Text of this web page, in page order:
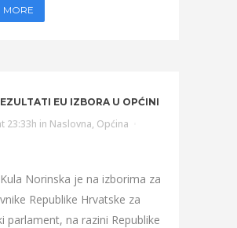
MORE
EU IZBORA U OPĆINI
23:33h in Naslovna, Općina
Norinska je na izborima za
Republike Hrvatske za
parlament, na razini Republike